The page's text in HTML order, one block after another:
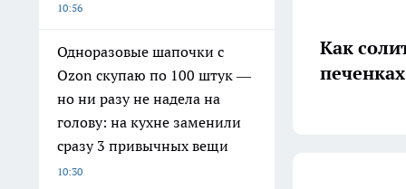
10:56
Одноразовые шапочки с
Ozon скупаю по 100 штук —
но ни разу не надела на
голову: на кухне заменили
сразу 3 привычных вещи
10:30
Как